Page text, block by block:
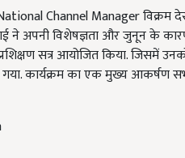
Channel Managerविक्रम
ने अपनी विशेषज्ञता और जुनून के
सत्र आयोजित किया.जिसमें
का एक मुख्य आकर्षण सभी